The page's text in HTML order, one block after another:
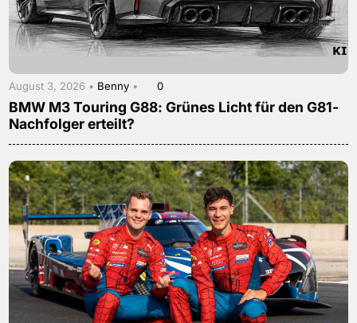
August 3, 2026 • Benny • 0
BMW M3 Touring G88: Grünes Licht für den G81-
Nachfolger erteilt?